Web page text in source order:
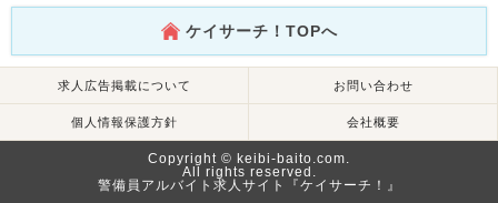
ケイサーチ！TOPへ
求人広告掲載について お問い合わせ
個人情報保護方針 会社概要
Copyright © keibi-baito.com.
All rights reserved.
警備員アルバイト求人サイト『ケイサーチ！』